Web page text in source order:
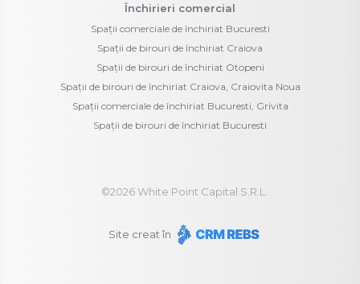
Închirieri comercial
Spații comerciale de închiriat Bucuresti
Spații de birouri de închiriat Craiova
Spații de birouri de închiriat Otopeni
Spații de birouri de închiriat Craiova, Craiovita Noua
Spații comerciale de închiriat Bucuresti, Grivita
Spații de birouri de închiriat Bucuresti
©2026White Point Capital S.R.L.
Site creat în